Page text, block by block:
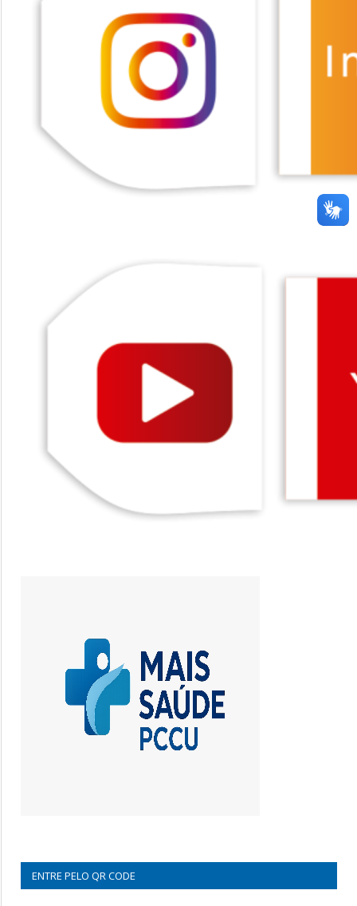
ENTRE PELO QR CODE